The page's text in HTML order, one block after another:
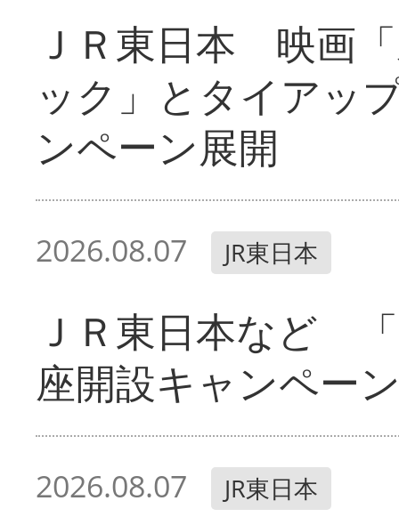
ＪＲ東日本 映画
ック」とタイアッ
ンペーン展開
2026.08.07 JR東日本
ＪＲ東日本など
座開設キャンペー
2026.08.07 JR東日本